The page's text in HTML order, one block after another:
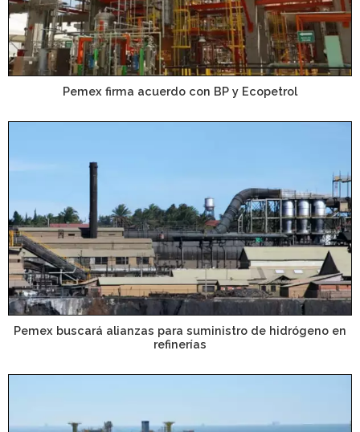
Pemex firma acuerdo con BP y Ecopetrol
Pemex buscará alianzas para suministro de hidrógeno en
refinerías